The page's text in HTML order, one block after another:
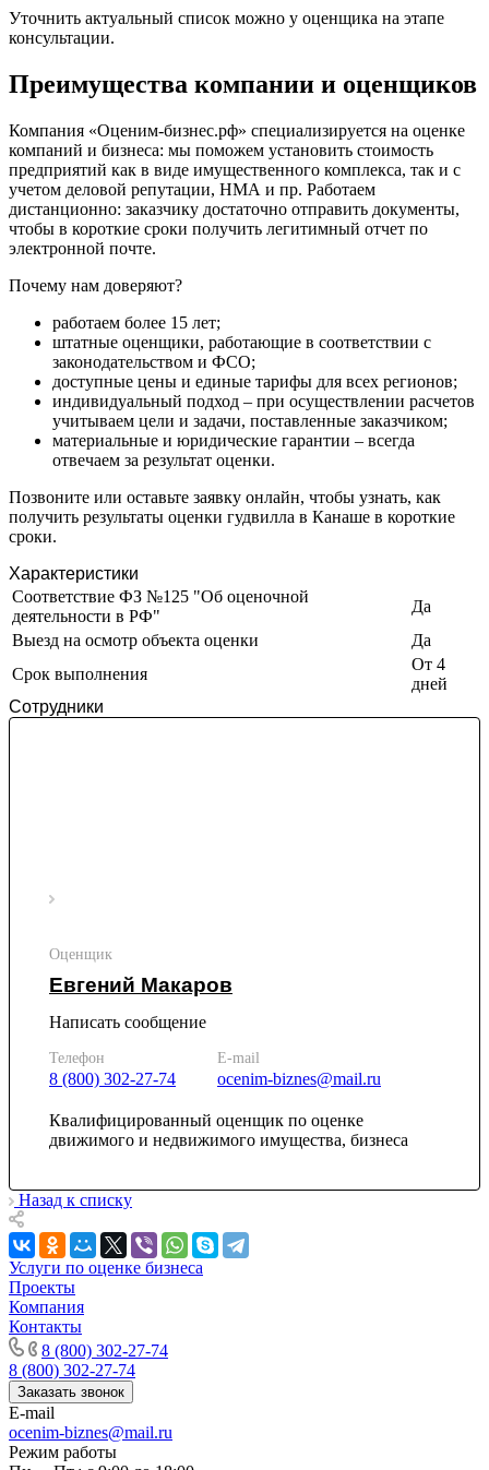
Уточнить актуальный список можно у оценщика на этапе
консультации.
Преимущества компании и оценщиков
Компания «Оценим-бизнес.рф» специализируется на оценке
компаний и бизнеса: мы поможем установить стоимость
предприятий как в виде имущественного комплекса, так и с
учетом деловой репутации, НМА и пр. Работаем
дистанционно: заказчику достаточно отправить документы,
чтобы в короткие сроки получить легитимный отчет по
электронной почте.
Почему нам доверяют?
работаем более 15 лет;
штатные оценщики, работающие в соответствии с
законодательством и ФСО;
доступные цены и единые тарифы для всех регионов;
индивидуальный подход – при осуществлении расчетов
учитываем цели и задачи, поставленные заказчиком;
материальные и юридические гарантии – всегда
отвечаем за результат оценки.
Позвоните или оставьте заявку онлайн, чтобы узнать, как
получить результаты оценки гудвилла в Канаше в короткие
сроки.
Характеристики
Соответствие ФЗ №125 "Об оценочной
деятельности в РФ"
Да
Выезд на осмотр объекта оценки
Да
Срок выполнения
От 4
дней
Сотрудники
Оценщик
Евгений Макаров
Написать сообщение
Телефон
8 (800) 302-27-74
E-mail
ocenim-biznes@mail.ru
Квалифицированный оценщик по оценке
движимого и недвижимого имущества, бизнеса
Назад к списку
Услуги по оценке бизнеса
Проекты
Компания
Контакты
8 (800) 302-27-74
8 (800) 302-27-74
Заказать звонок
E-mail
ocenim-biznes@mail.ru
Режим работы
Елабуга
Елец
Енисейск
Ессентуки
Железногорск
Железногорск-Илимский
Жуковский
Заводоуковск
Заполярный
Зарайск
Заречный
Заринск
Звенигород
Зеленоград
Зеленодольск
Златоуст
Иваново
Ивантеевка
Ижевск
Изобильный
Ипатово
Ирбит
Иркутск
Истра
Камбарка
Каменск-Уральский
Камень-на-Оби
Камышин
Карачев
Касли
Каспийск
Кашира
Кемерово
Керчь
Кизляр
Кимры
Кингисепп
Кинель
Кинешма
Киржач